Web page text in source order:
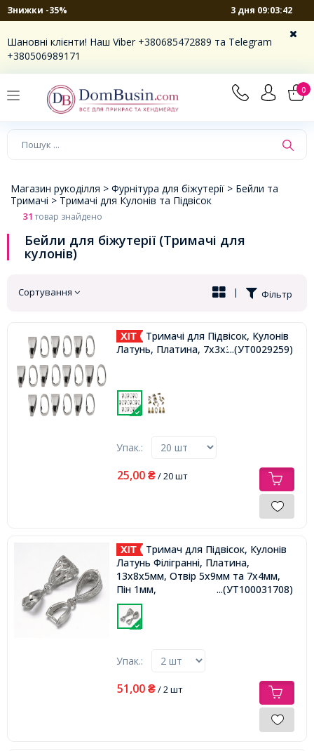
Знижки -35% 3 дня 09:03:41
Шановні клієнти! Наш Viber +380685472889 та Telegram
+380506989171
0
×
Магазин рукоділля > Фурнітура для біжутерії > Бейли та
Тримачі > Тримачі для Кулонів та Підвісок
31товар знайдено
Бейли для біжутерії (Тримачі для
кулонів)
Сортування Фільтр
|
Тримачі для Підвісок, Кулонів
Латунь, Платина, 7х3х3мм,...(УТ0029259)
Упак.:
25,00 ₴/ 20 шт
Тримач для Підвісок, Кулонів
Латунь Філігранні, Платина,
13х8х5мм, Отвір 5x9мм та 7x4мм,
Пін 1мм,
...(УТ100031708)
Упак.:
51,00 ₴/ 2 шт